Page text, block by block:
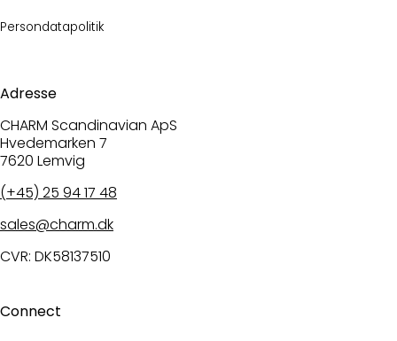
Persondatapolitik
Adresse
CHARM Scandinavian ApS
Hvedemarken 7
7620 Lemvig
(+45) 25 94 17 48
sales@charm.dk
CVR: DK58137510
Connect